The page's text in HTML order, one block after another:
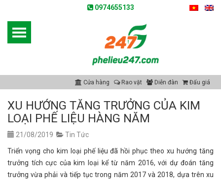
0974655133
Cửa hàng Rao vặt Diễn đàn Đấu giá
XU HƯỚNG TĂNG TRƯỞNG CỦA KIM
LOẠI PHẾ LIỆU HÀNG NĂM
21/08/2019 Tin Tức
Triển vọng cho kim loại phế liệu đã hồi phục theo xu hướng tăng
trưởng tích cực của kim loại kể từ năm 2016, với dự đoán tăng
trưởng vừa phải và tiếp tục trong năm 2017 và 2018, dựa trên xu